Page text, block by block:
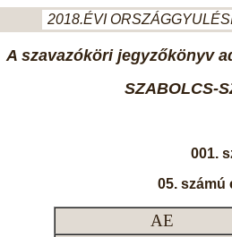
2018.ÉVI
A szavazóköri jegyzőkönyv
SZABOLCS-
001.
05. számú
AE